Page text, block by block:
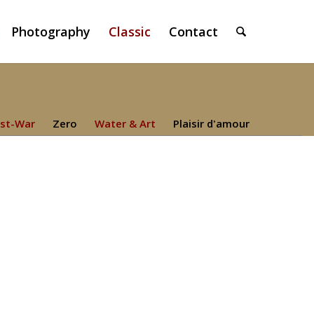
Photography Classic Contact
War Zero Water & Art Plaisir d'amour